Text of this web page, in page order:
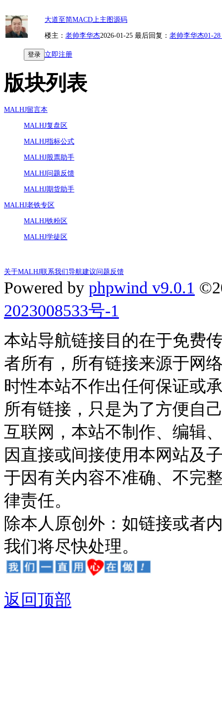
大道至简MACD上主图源码
楼主： 老帅李华杰2026-01-25 最后回复： 老帅李华杰01-28
登录 立即注册
版块列表
MALHJ留言本
MALHJ复盘区
MALHJ指标公式
MALHJ股票助手
MALHJ问题反馈
MALHJ期货助手
MALHJ老铁专区
MALHJ铁粉区
MALHJ学徒区
关于MALHJ联系我们导航建议问题反馈
Powered by phpwind v9.0.1
2023008533号-1
本站导航链接目的在于免费
者所有，所有链接来源于网
时性本站不作出任何保证或
所有链接，只是为了方便自
互联网，本站不制作、编辑
因直接或间接使用本网站及
于因有关内容不准确、不完
律责任。
除本人原创外：如链接或者
我们将尽快处理。
返回顶部